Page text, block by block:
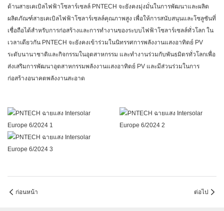
ด้านสายเคเบิลไฟฟ้าโซลาร์เซลล์ PNTECH จะยังคงมุ่งมั่นในการพัฒนาและผลิต
ผลิตภัณฑ์สายเคเบิลไฟฟ้าโซลาร์เซลล์คุณภาพสูง เพื่อให้การสนับสนุนและโซลูชันที่
เชื่อถือได้สำหรับการก่อสร้างและการทำงานของระบบไฟฟ้าโซลาร์เซลล์ทั่วโลก ใน
เวลาเดียวกัน PNTECH จะยังคงเข้าร่วมในนิทรรศการพลังงานแสงอาทิตย์ PV
ระดับนานาชาติและกิจกรรมในอุตสาหกรรม และทำงานร่วมกับพันธมิตรทั่วโลกเพื่อ
ส่งเสริมการพัฒนาอุตสาหกรรมพลังงานแสงอาทิตย์ PV และมีส่วนร่วมในการ
ก่อสร้างอนาคตพลังงานสะอาด
ก่อนหน้า ต่อไป